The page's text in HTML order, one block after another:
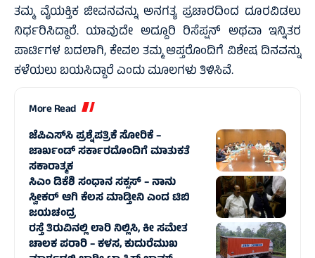
ತಮ್ಮ ವೈಯಕ್ತಿಕ ಜೀವನವನ್ನು ಅನಗತ್ಯ ಪ್ರಚಾರದಿಂದ ದೂರವಿಡಲು
ನಿರ್ಧರಿಸಿದ್ದಾರೆ. ಯಾವುದೇ ಅದ್ದೂರಿ ರಿಸೆಪ್ಷನ್ ಅಥವಾ ಇನ್ನಿತರ
ಪಾರ್ಟಿಗಳ ಬದಲಾಗಿ, ಕೇವಲ ತಮ್ಮ ಆಪ್ತರೊಂದಿಗೆ ವಿಶೇಷ ದಿನವನ್ನು
ಕಳೆಯಲು ಬಯಸಿದ್ದಾರೆ ಎಂದು ಮೂಲಗಳು ತಿಳಿಸಿವೆ.
More Read
ಜೆಪಿಎಸ್‌ಸಿ ಪ್ರಶ್ನೆಪತ್ರಿಕೆ ಸೋರಿಕೆ –
ಜಾರ್ಖಂಡ್‌ ಸರ್ಕಾರದೊಂದಿಗೆ ಮಾತುಕತೆ
ಸಕಾರಾತ್ಮಕ
ಸಿಎಂ ಡಿಕೆಶಿ ಸಂಧಾನ ಸಕ್ಸಸ್‌ – ನಾನು
ಸ್ವೀಕರ್ ಆಗಿ ಕೆಲಸ ಮಾಡ್ತೀನಿ ಎಂದ ಟಿಬಿ
ಜಯಚಂದ್ರ
ರಸ್ತೆ ತಿರುವಿನಲ್ಲಿ ಲಾರಿ ನಿಲ್ಲಿಸಿ, ಕೀ ಸಮೇತ
ಚಾಲಕ ಪರಾರಿ – ಕಳಸ, ಕುದುರೆಮುಖ